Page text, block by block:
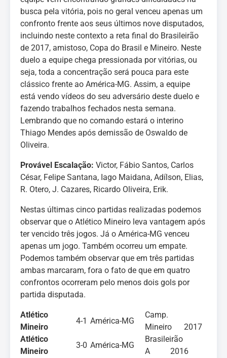
busca pela vitória, pois no geral venceu apenas um
confronto frente aos seus últimos nove disputados,
incluindo neste contexto a reta final do Brasileirão
de 2017, amistoso, Copa do Brasil e Mineiro. Neste
duelo a equipe chega pressionada por vitórias, ou
seja, toda a concentração será pouca para este
clássico frente ao América-MG. Assim, a equipe
está vendo vídeos do seu adversário deste duelo e
fazendo trabalhos fechados nesta semana.
Lembrando que no comando estará o interino
Thiago Mendes após demissão de Oswaldo de
Oliveira.
Provável Escalação: Victor, Fábio Santos, Carlos
César, Felipe Santana, Iago Maidana, Adílson, Elias,
R. Otero, J. Cazares, Ricardo Oliveira, Erik.
Nestas últimas cinco partidas realizadas podemos
observar que o Atlético Mineiro leva vantagem após
ter vencido três jogos. Já o América-MG venceu
apenas um jogo. Também ocorreu um empate.
Podemos também observar que em três partidas
ambas marcaram, fora o fato de que em quatro
confrontos ocorreram pelo menos dois gols por
partida disputada.
Atlético
Mineiro
4-1 América-MG
Camp.
Mineiro 2017
Atlético
Mineiro
3-0 América-MG
Brasileirão
A 2016